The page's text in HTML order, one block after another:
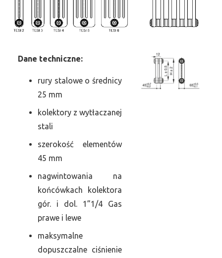
Dane techniczne:
rury stalowe o średnicy
25 mm
kolektory z wytłaczanej
stali
szerokość elementów
45 mm
nagwintowania na
końcówkach kolektora
gór. i dol. 1”1/4 Gas
prawe i lewe
maksymalne
dopuszczalne ciśnienie